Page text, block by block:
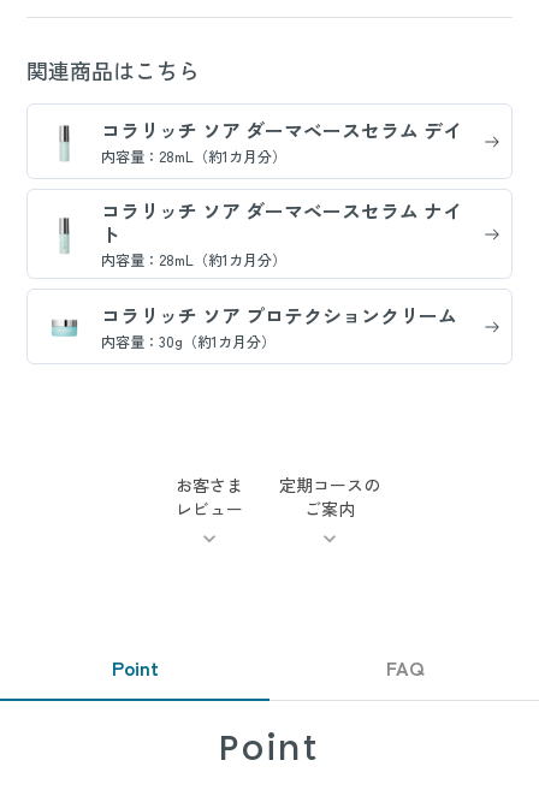
関連商品はこちら
コラリッチ ソア ダーマベースセラム デイ
内容量：28mL（約1カ月分）
コラリッチ ソア ダーマベースセラム ナイ
ト
内容量：28mL（約1カ月分）
コラリッチ ソア プロテクションクリーム
内容量：30g（約1カ月分）
お客さま
レビュー
定期コースの
ご案内
Point FAQ
Point